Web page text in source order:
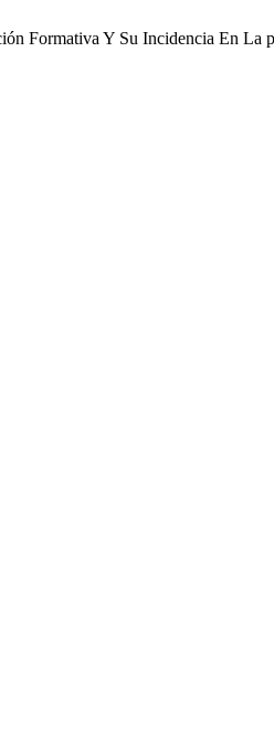
Formativa Y Su Incidencia En La